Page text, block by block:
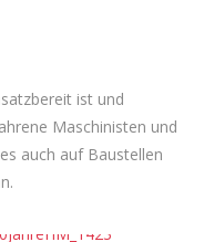
ist und
Maschinisten und
auch auf Baustellen